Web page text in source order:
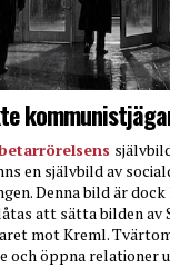
en självbild av
Denna bild är
att sätta bilden av
mot Kreml.
och öppna relationer